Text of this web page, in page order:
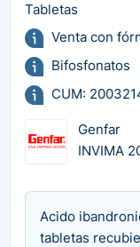
Tabletas
Venta con
Bifosfonatos
CUM:
Genfar
INVIMA
Acido
tabletas